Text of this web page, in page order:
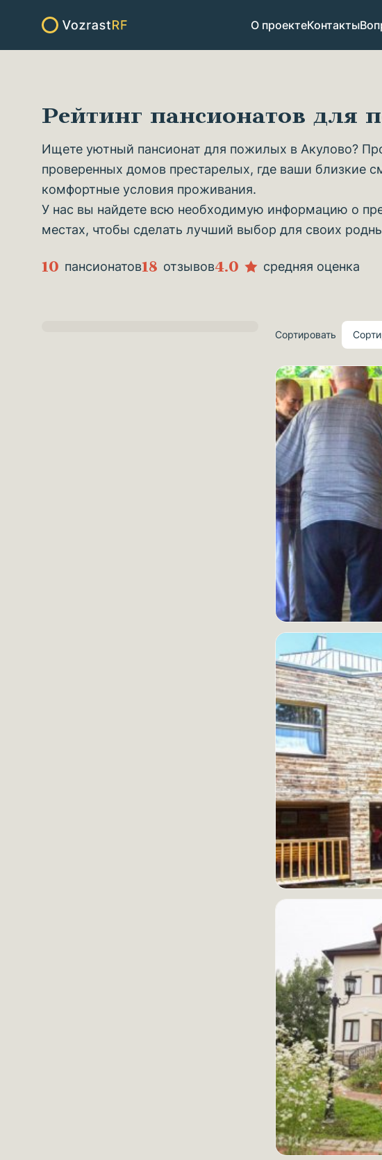
О проектеКонтакты
Рейтинг пансионатов
Ищете уютный пансионат для пожилых в Акулово?
проверенных домов престарелых, где ваши близкие
комфортные условия проживания.
У нас вы найдете всю необходимую информацию о
местах, чтобы сделать лучший выбор для своих
10 пансионатов18 отзывов4.0 средняя оценка
Сортировать